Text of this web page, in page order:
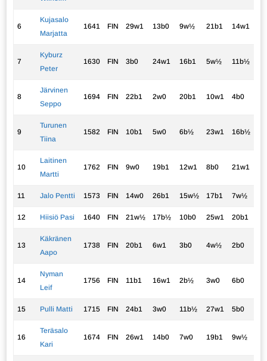
6
Kujasalo
Marjatta
1641 FIN 29w1 13b0 9w½ 21b1 14w1
7
Kyburz
Peter
1630 FIN 3b0 24w1 16b1 5w½ 11b½
8
Järvinen
Seppo
1694 FIN 22b1 2w0 20b1 10w1 4b0
9
Turunen
Tiina
1582 FIN 10b1 5w0 6b½ 23w1 16b½
10
Laitinen
Martti
1762 FIN 9w0 19b1 12w1 8b0 21w1
11 Jalo Pentti 1573 FIN 14w0 26b1 15w½ 17b1 7w½
12 Hiisiö Pasi 1640 FIN 21w½ 17b½ 10b0 25w1 20b1
13
Käkränen
Aapo
1738 FIN 20b1 6w1 3b0 4w½ 2b0
14
Nyman
Leif
1756 FIN 11b1 16w1 2b½ 3w0 6b0
15 Pulli Matti 1715 FIN 24b1 3w0 11b½ 27w1 5b0
16
Teräsalo
Kari
1674 FIN 26w1 14b0 7w0 19b1 9w½